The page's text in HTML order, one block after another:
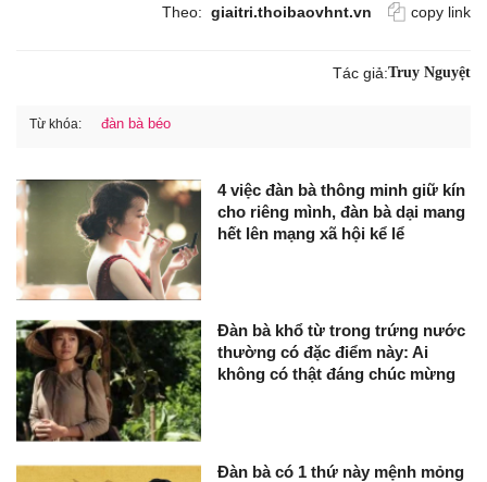
Theo: giaitri.thoibaovhnt.vn copy link
Tác giả:Truy Nguyệt
Từ khóa: đàn bà béo
4 việc đàn bà thông minh giữ kín
cho riêng mình, đàn bà dại mang
hết lên mạng xã hội kể lể
Đàn bà khổ từ trong trứng nước
thường có đặc điểm này: Ai
không có thật đáng chúc mừng
Đàn bà có 1 thứ này mệnh mỏng